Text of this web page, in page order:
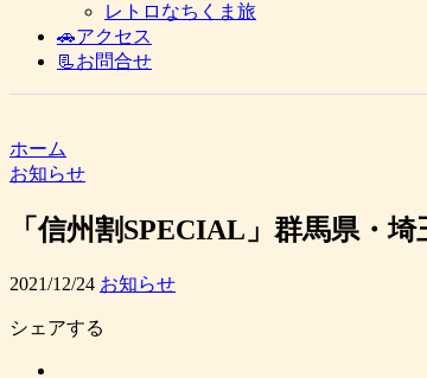
レトロなちくま旅
🚗アクセス
📃お問合せ
ホーム
お知らせ
「信州割SPECIAL」群馬県・
2021/12/24 お知らせ
シェアする